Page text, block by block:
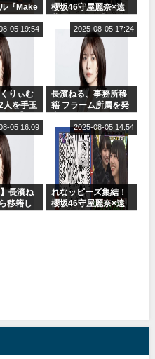
『Make
賛販売
櫻坂46守屋麗奈×遠
ット！」水曜スタジ
オ出演決定
りぃむ
人を手玉
ラ】
05 19:54
長濱ねる、事務所移
籍 フラーム所属を発
2025-08-05 17:24
長濱ね
移籍し
05 16:09
れなッピーズ集結！
櫻坂46守屋麗奈×遠
2025-08-05 14:54